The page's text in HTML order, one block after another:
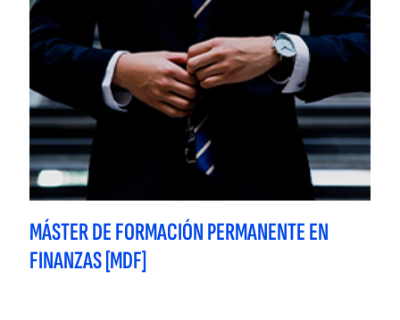
MÁSTER DE FORMACIÓN PERMANENTE EN
FINANZAS [MDF]